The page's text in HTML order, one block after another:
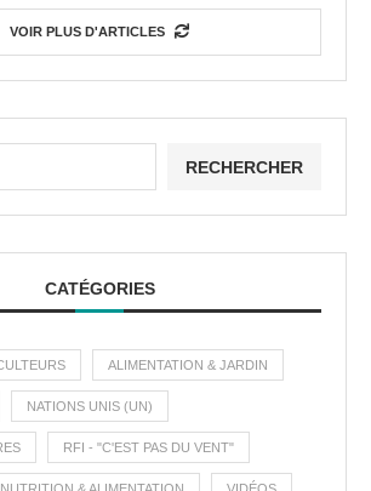
VOIR PLUS D'ARTICLES
RECHERCHER
CATÉGORIES
ALIMENTATION & JARDIN
NATIONS UNIS (UN)
RFI - "C'EST PAS DU VENT"